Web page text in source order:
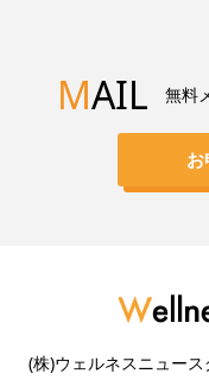
MAIL 無料
(株)ウェルネスニュー